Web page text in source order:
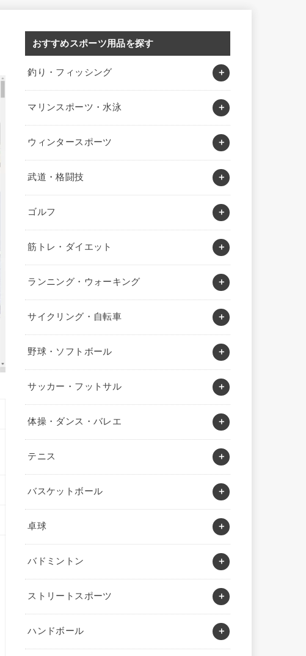
おすすめスポーツ用品を探す
釣り・フィッシング
マリンスポーツ・水泳
ウィンタースポーツ
武道・格闘技
ゴルフ
筋トレ・ダイエット
ランニング・ウォーキング
サイクリング・自転車
野球・ソフトボール
サッカー・フットサル
体操・ダンス・バレエ
テニス
バスケットボール
卓球
バドミントン
ストリートスポーツ
ハンドボール